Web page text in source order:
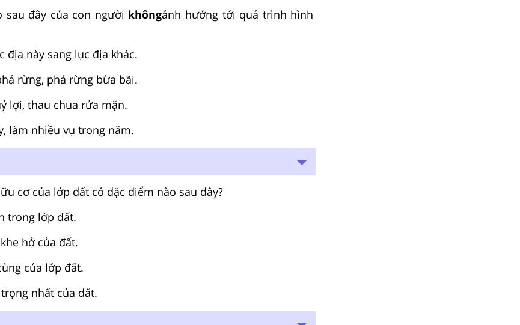
sau đây của con người khôngảnh hưởng tới quá trình hình
này sang lục địa khác.
rừng, phá rừng bừa bãi.
lợi, thau chua rửa mặn.
làm nhiều vụ trong năm.
cơ của lớp đất có đặc điểm nào sau đây?
trong lớp đất.
hở của đất.
của lớp đất.
nhất của đất.